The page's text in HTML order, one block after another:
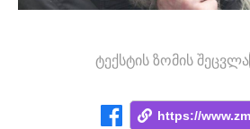
ტექსტის ზომის შეცვლა